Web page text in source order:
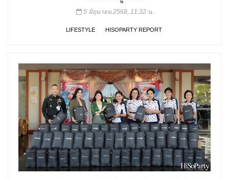
5 มิถุนายน 2568, 11:32 น.
LIFESTYLE HISOPARTY REPORT